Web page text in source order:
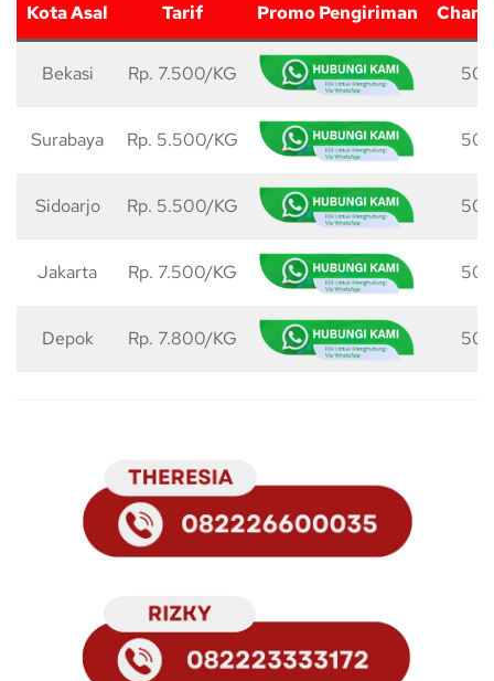
Kota Asal Tarif Promo Pengiriman
Bekasi Rp. 7.500/KG 50
Surabaya Rp. 5.500/KG 50
Sidoarjo Rp. 5.500/KG 50
Jakarta Rp. 7.500/KG 50
Depok Rp. 7.800/KG 50